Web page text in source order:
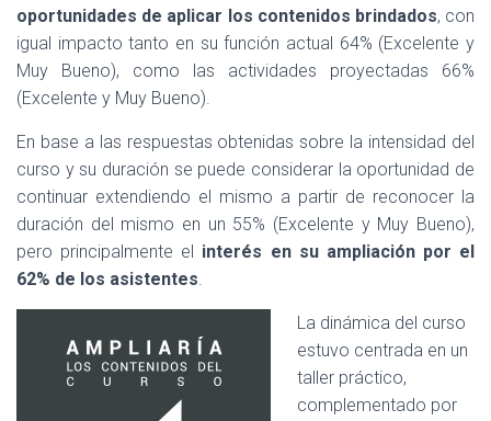
oportunidades de aplicar los contenidos brindados, con
igual impacto tanto en su función actual 64% (Excelente y
Muy Bueno), como las actividades proyectadas 66%
(Excelente y Muy Bueno).
En base a las respuestas obtenidas sobre la intensidad del
curso y su duración se puede considerar la oportunidad de
continuar extendiendo el mismo a partir de reconocer la
duración del mismo en un 55% (Excelente y Muy Bueno),
pero principalmente el interés en su ampliación por el
62% de los asistentes.
La dinámica del curso
estuvo centrada en un
taller práctico,
complementado por